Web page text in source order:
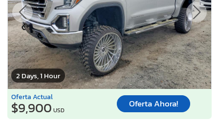
2 Days, 1 Hour
Oferta Actual
$9,900 USD
Oferta Ahora!